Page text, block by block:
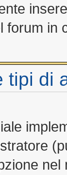
forum in
tipi di